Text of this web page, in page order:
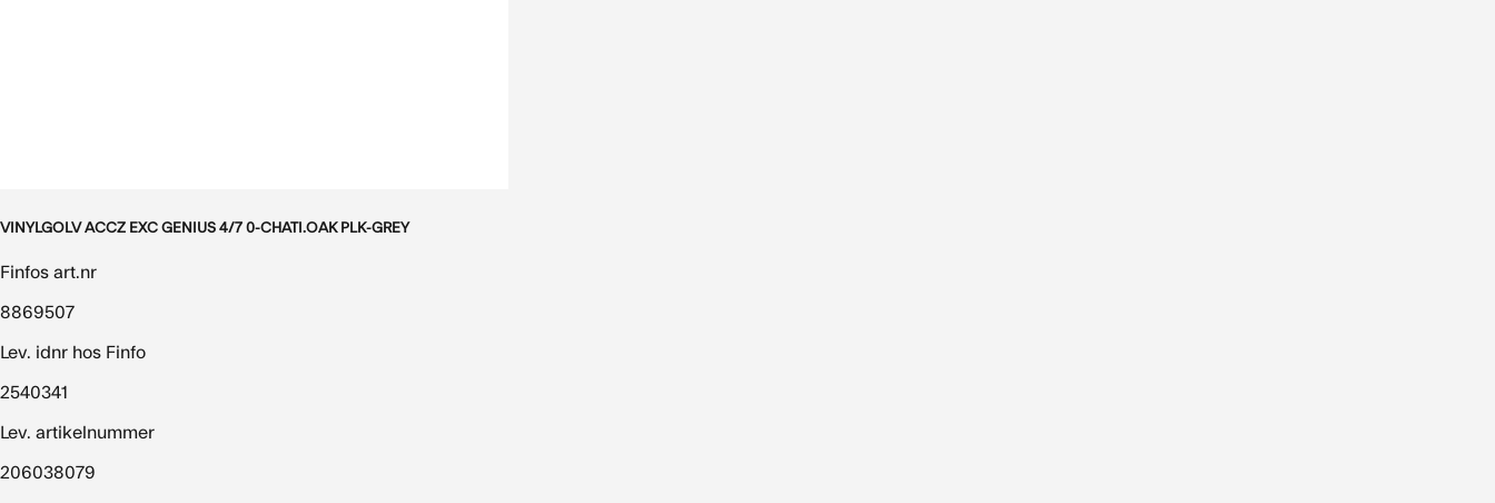
VINYLGOLV ACCZ EXC GENIUS 4/7 0-CHATI.OAK PLK-GREY
Finfos art.nr
8869507
Lev. idnr hos Finfo
2540341
Lev. artikelnummer
206038079